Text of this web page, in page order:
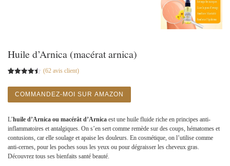
Huile d’Arnica (macérat arnica)
sur 5
basé sur
notations
client
(62avis client)
COMMANDEZ-MOI SUR AMAZON
L’huile d’Arnica ou macérât d’Arnica est une huile fluide riche en principes anti-
inflammatoires et antalgiques. On s’en sert comme remède sur des coups, hématomes et
contusions, car elle soulage et apaise les douleurs. En cosmétique, on l’utilise comme
anti-cernes, pour les poches sous les yeux ou pour dégraisser les cheveux gras.
Découvrez tous ses bienfaits santé beauté.